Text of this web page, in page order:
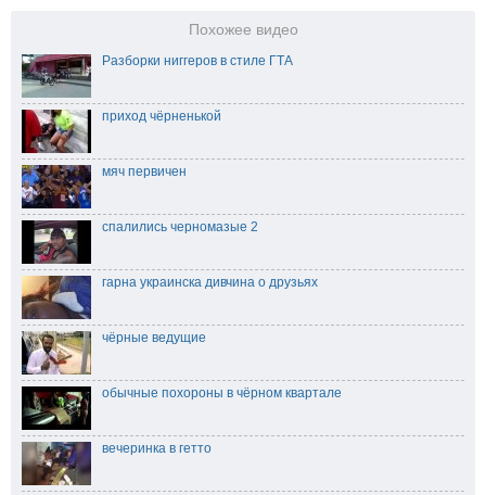
Похожее видео
Разборки ниггеров в стиле ГТА
приход чёрненькой
мяч первичен
спалились черномазые 2
гарна украинска дивчина о друзьях
чёрные ведущие
обычные похороны в чёрном квартале
вечеринка в гетто